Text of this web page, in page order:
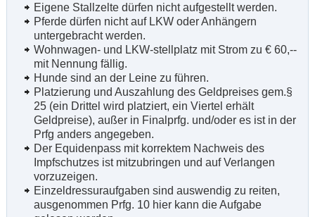
Eigene Stallzelte dürfen nicht aufgestellt werden.
Pferde dürfen nicht auf LKW oder Anhängern
untergebracht werden.
Wohnwagen- und LKW-stellplatz mit Strom zu € 60,--
mit Nennung fällig.
Hunde sind an der Leine zu führen.
Platzierung und Auszahlung des Geldpreises gem.§
25 (ein Drittel wird platziert, ein Viertel erhält
Geldpreise), außer in Finalprfg. und/oder es ist in der
Prfg anders angegeben.
Der Equidenpass mit korrektem Nachweis des
Impfschutzes ist mitzubringen und auf Verlangen
vorzuzeigen.
Einzeldressuraufgaben sind auswendig zu reiten,
ausgenommen Prfg. 10 hier kann die Aufgabe